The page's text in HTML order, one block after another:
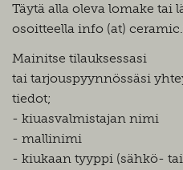
Täytä alla oleva lomake tai
osoitteella info (at)
Mainitse tilauksessasi
tai tarjouspyynnössäsi
tiedot;
- kiuasvalmistajan nimi
- mallinimi
- kiukaan tyyppi (sähkö-